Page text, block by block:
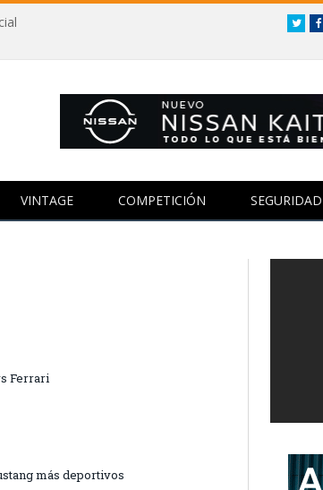
VINTAGE COMPETICIÓN
Ferrari
más deportivos